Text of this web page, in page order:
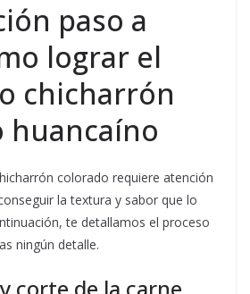
paso a
lograr el
chicharrón
huancaíno
colorado requiere atención
la textura y sabor que lo
te detallamos el proceso
ningún detalle.